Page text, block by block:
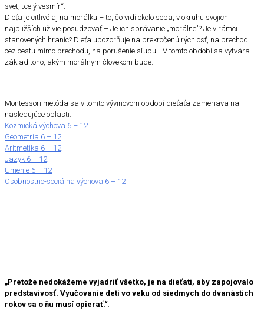
svet, „celý vesmír“.
Dieťa je citlivé aj na morálku – to, čo vidí okolo seba, v okruhu svojich
najbližších už vie posudzovať – Je ich správanie „morálne"? Je v rámci
stanovených hraníc? Dieťa upozorňuje na prekročenú rýchlosť, na prechod
cez cestu mimo prechodu, na porušenie sľubu… V tomto období sa vytvára
základ toho, akým morálnym človekom bude.
Montessori metóda sa v tomto vývinovom období dieťaťa zameriava na
nasledujúce oblasti:
Kozmická výchova 6 – 12
Geometria 6 – 12
Aritmetika 6 – 12
Jazyk 6 – 12
Umenie 6 – 12
Osobnostno-sociálna výchova 6 – 12
„Pretože nedokážeme vyjadriť všetko, je na dieťati, aby zapojovalo
predstavivosť. Vyučovanie detí vo veku od siedmych do dvanástich
rokov sa o ňu musí opierať.“